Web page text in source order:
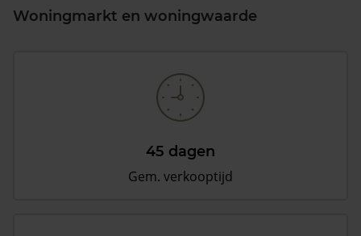
Woningmarkt en woningwaarde
45 dagen
Gem. verkooptijd